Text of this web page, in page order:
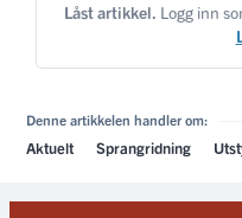
Låst artikkel. Logg inn
Denne artikkelen handler om:
Aktuelt Sprangridning